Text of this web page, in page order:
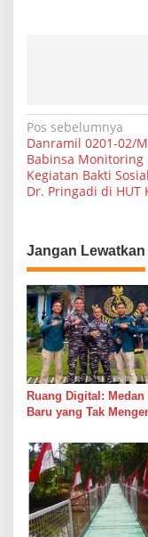
o
f
i
.
N
a
v
a
s
i
p
o
s
Pos sebelumnya
Danramil 0201-02/
Babinsa Monitoring
Kegiatan Bakti
Dr. Pringadi di HUT
Jangan Lewatkan
Ruang Digital: Medan
Baru yang Tak